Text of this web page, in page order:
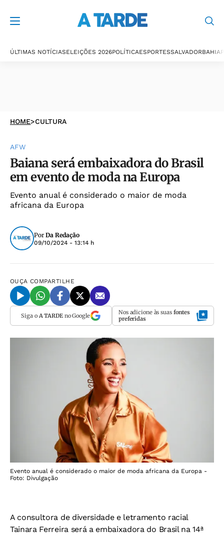
ÚLTIMAS NOTÍCIASELEIÇÕES 2026POLÍTICAESPORTESSALVADORBAHIA
HOME>CULTURA
AFW
Baiana será embaixadora do Brasil
em evento de moda na Europa
Evento anual é considerado o maior de moda
africana da Europa
Por Da Redação
09/10/2024 - 13:14 h
OUÇA COMPARTILHE
Siga o A TARDEno Google Nos adicione às suas fontes
preferidas
Evento anual é considerado o maior de moda africana da Europa -
Foto: Divulgação
A consultora de diversidade e letramento racial
Tainara Ferreira será a embaixadora do Brasil na 14ª